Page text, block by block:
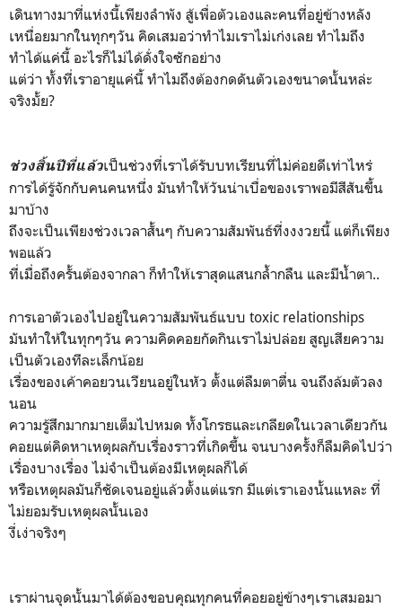
เดินทางมาที่แห่งนี้เพียงลำพัง สู้เพื่อตัวเองและคนที่อยู่ข้างหลัง
เหนื่อยมากในทุกๆวัน คิดเสมอว่าทำไมเราไม่เก่งเลย ทำไมถึง
ทำได้แค่นี้ อะไรก็ไม่ได้ดั่งใจซักอย่าง
แต่ว่า ทั้งที่เราอายุแค่นี้ ทำไมถึงต้องกดดันตัวเองขนาดนั้นหล่ะ
จริงมั้ย?
ช่วงสิ้นปีที่แล้วเป็นช่วงที่เราได้รับบทเรียนที่ไม่ค่อยดีเท่าไหร่
การได้รู้จักกับคนคนหนึ่ง มันทำให้วันน่าเบื่อของเราพอมีสีสันขึ้น
มาบ้าง
ถึงจะเป็นเพียงช่วงเวลาสั้นๆ กับความสัมพันธ์ที่งงงวยนี้ แต่ก็เพียง
พอแล้ว
ที่เมื่อถึงครั้นต้องจากลา ก็ทำให้เราสุดแสนกล้ำกลืน และมีน้ำตา..
การเอาตัวเองไปอยู่ในความสัมพันธ์แบบ toxic relationships
มันทำให้ในทุกๆวัน ความคิดคอยกัดกินเราไม่ปล่อย สูญเสียความ
เป็นตัวเองทีละเล็กน้อย
เรื่องของเค้าคอยวนเวียนอยู่ในหัว ตั้งแต่ลืมตาตื่น จนถึงล้มตัวลง
นอน
ความรู้สึกมากมายเต็มไปหมด ทั้งโกรธและเกลียดในเวลาเดียวกัน
คอยแต่คิดหาเหตุผลกับเรื่องราวที่เกิดขึ้น จนบางครั้งก็ลืมคิดไปว่า
เรื่องบางเรื่อง ไม่จำเป็นต้องมีเหตุผลก็ได้
หรือเหตุผลมันก็ชัดเจนอยู่แล้วตั้งแต่แรก มีแต่เราเองนั้นแหละ ที่
ไม่ยอมรับเหตุผลนั้นเอง
งี่เง่าจริงๆ
เราผ่านจุดนั้นมาได้ต้องขอบคุณทุกคนที่คอยอยู่ข้างๆเราเสมอมา